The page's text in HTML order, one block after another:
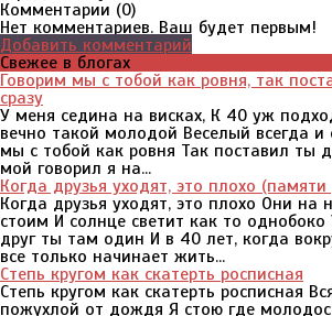
Комментарии (0)
Нет комментариев. Ваш будет первым!
Добавить комментарий
Свежее в блогах
Говорим мы с тобой как ровня, так
сразу
У меня седина на висках, К 40 уж
вечно такой молодой Веселый всегда и
мы с тобой как ровня Так поставил ты
мой говорил я на...
Когда друзья уходят, это плохо
Когда друзья уходят, это плохо Они на
стоим И солнце светит как то
друг ты там один И в 40 лет, когда
все только начинает жить...
Степь кругом как скатерть росписная
Степь кругом как скатерть росписная
пожухлой от дождя Я стою где